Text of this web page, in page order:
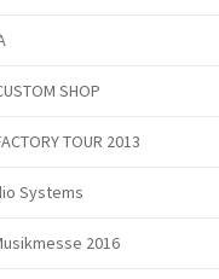
SHOP
TOUR 2013
Systems
2016